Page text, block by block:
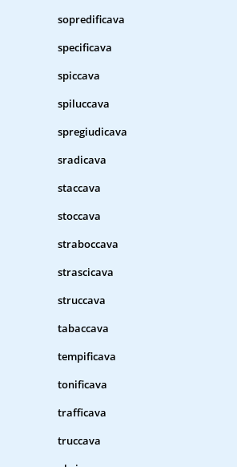
sopredificava
specificava
spiccava
spiluccava
spregiudicava
sradicava
staccava
stoccava
straboccava
strascicava
struccava
tabaccava
tempificava
tonificava
trafficava
truccava